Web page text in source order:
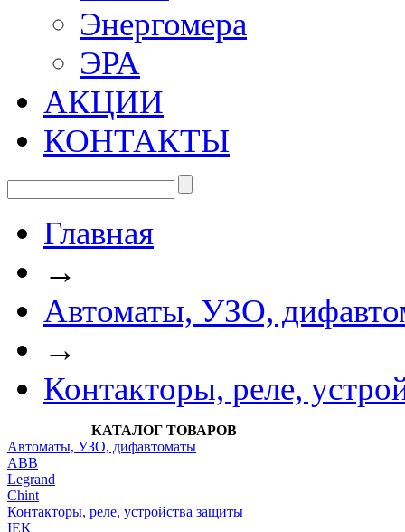
Энергомера
ЭРА
АКЦИИ
КОНТАКТЫ
Главная
→
Автоматы, УЗО,
→
Контакторы, реле,
КАТАЛОГ ТОВАРОВ
Автоматы, УЗО, дифавтоматы
АВВ
Legrand
Chint
Контакторы, реле, устройства защиты
IEK